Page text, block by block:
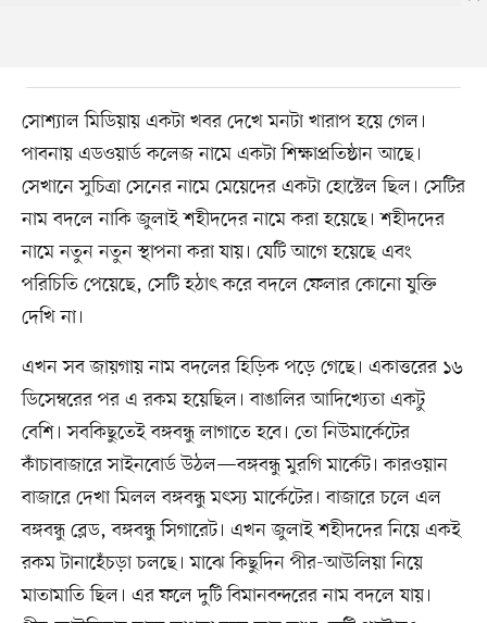
সোশ্যাল মিডিয়ায় একটা খবর দেখে মনটা খারাপ হয়ে গেল।
পাবনায় এডওয়ার্ড কলেজ নামে একটা শিক্ষাপ্রতিষ্ঠান আছে।
সেখানে সুচিত্রা সেনের নামে মেয়েদের একটা হোস্টেল ছিল। সেটির
নাম বদলে নাকি জুলাই শহীদদের নামে করা হয়েছে। শহীদদের
নামে নতুন নতুন স্থাপনা করা যায়। যেটি আগে হয়েছে এবং
পরিচিতি পেয়েছে, সেটি হঠাৎ করে বদলে ফেলার কোনো যুক্তি
দেখি না।
এখন সব জায়গায় নাম বদলের হিড়িক পড়ে গেছে। একাত্তরের ১৬
ডিসেম্বরের পর এ রকম হয়েছিল। বাঙালির আদিখ্যেতা একটু
বেশি। সবকিছুতেই বঙ্গবন্ধু লাগাতে হবে। তো নিউমার্কেটের
কাঁচাবাজারে সাইনবোর্ড উঠল—বঙ্গবন্ধু মুরগি মার্কেট। কারওয়ান
বাজারে দেখা মিলল বঙ্গবন্ধু মৎস্য মার্কেটের। বাজারে চলে এল
বঙ্গবন্ধু ব্লেড, বঙ্গবন্ধু সিগারেট। এখন জুলাই শহীদদের নিয়ে একই
রকম টানাহেঁচড়া চলছে। মাঝে কিছুদিন পীর-আউলিয়া নিয়ে
মাতামাতি ছিল। এর ফলে দুটি বিমানবন্দরের নাম বদলে যায়।